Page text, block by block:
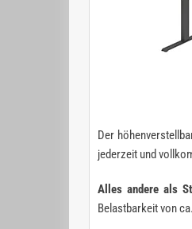
Der
jederzeit und
Alles andere als
Belastbarkeit von